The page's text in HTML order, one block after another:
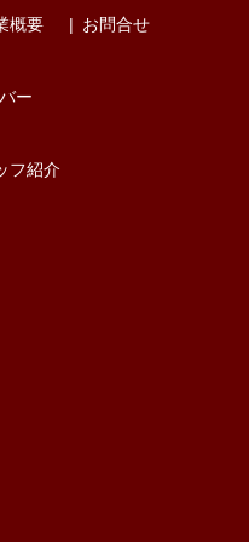
概要
ー
フ紹介
お問合せ